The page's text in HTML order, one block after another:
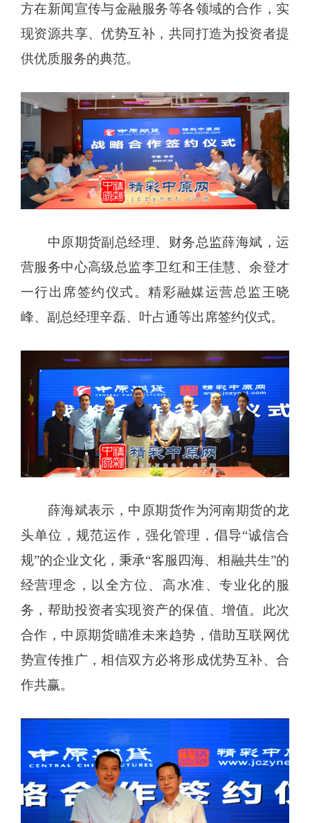
方在新闻宣传与金融服务等各领域的合作，实
现资源共享、优势互补，共同打造为投资者提
供优质服务的典范。
中原期货副总经理、财务总监薛海斌，运
营服务中心高级总监李卫红和王佳慧、余登才
一行出席签约仪式。精彩融媒运营总监王晓
峰、副总经理辛磊、叶占通等出席签约仪式。
薛海斌表示，中原期货作为河南期货的龙
头单位，规范运作，强化管理，倡导“诚信合
规”的企业文化，秉承“客服四海、相融共生”的
经营理念，以全方位、高水准、专业化的服
务，帮助投资者实现资产的保值、增值。此次
合作，中原期货瞄准未来趋势，借助互联网优
势宣传推广，相信双方必将形成优势互补、合
作共赢。